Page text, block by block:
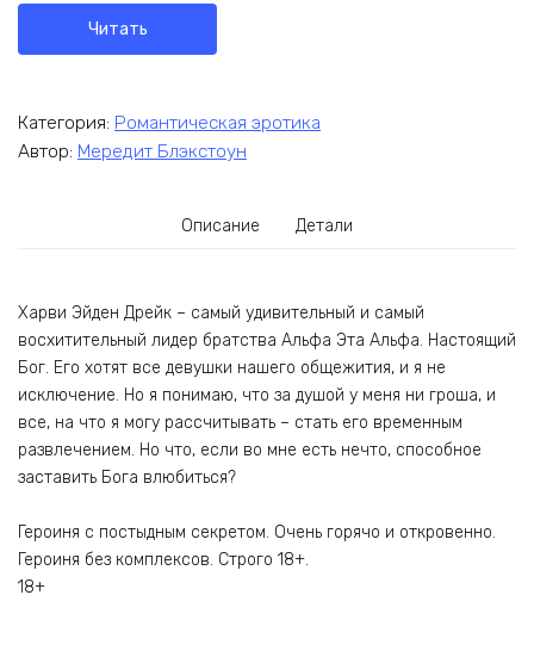
Читать
Категория: Романтическая эротика
Автор: Мередит Блэкстоун
Описание Детали
Харви Эйден Дрейк – самый удивительный и самый
восхитительный лидер братства Альфа Эта Альфа. Настоящий
Бог. Его хотят все девушки нашего общежития, и я не
исключение. Но я понимаю, что за душой у меня ни гроша, и
все, на что я могу рассчитывать – стать его временным
развлечением. Но что, если во мне есть нечто, способное
заставить Бога влюбиться?
Героиня с постыдным секретом. Очень горячо и откровенно.
Героиня без комплексов. Строго 18+.
18+